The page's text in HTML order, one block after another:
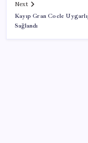
Next
Kayıp Gran Cocle
Sağlandı